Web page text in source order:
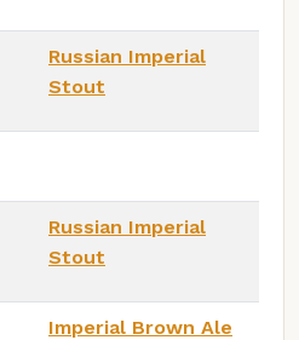
Russian Imperial
Stout
Russian Imperial
Stout
Imperial Brown Ale